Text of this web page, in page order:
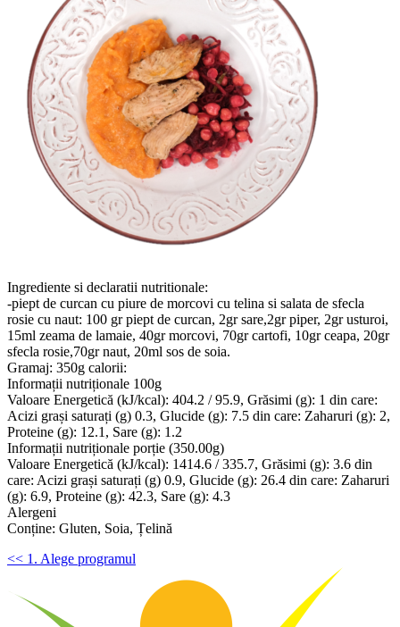
Ingrediente si declaratii nutritionale:
-piept de curcan cu piure de morcovi cu telina si salata de sfecla
rosie cu naut: 100 gr piept de curcan, 2gr sare,2gr piper, 2gr usturoi,
15ml zeama de lamaie, 40gr morcovi, 70gr cartofi, 10gr ceapa, 20gr
sfecla rosie,70gr naut, 20ml sos de soia.
Gramaj: 350g calorii:
Informații nutriționale 100g
Valoare Energetică (kJ/kcal): 404.2 / 95.9, Grăsimi (g): 1 din care:
Acizi grași saturați (g) 0.3, Glucide (g): 7.5 din care: Zaharuri (g): 2,
Proteine (g): 12.1, Sare (g): 1.2
Informații nutriționale porție (350.00g)
Valoare Energetică (kJ/kcal): 1414.6 / 335.7, Grăsimi (g): 3.6 din
care: Acizi grași saturați (g) 0.9, Glucide (g): 26.4 din care: Zaharuri
(g): 6.9, Proteine (g): 42.3, Sare (g): 4.3
Alergeni
Conține: Gluten, Soia, Țelină
<< 1. Alege programul